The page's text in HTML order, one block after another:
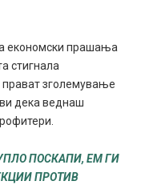
економски прашања
стигнала
зголемување
дека веднаш
ПОСКАПИ, ЕМ ГИ
ПРОТИВ